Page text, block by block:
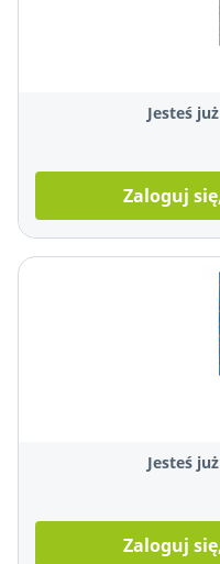
Jesteś
Zaloguj
Jesteś
Zaloguj